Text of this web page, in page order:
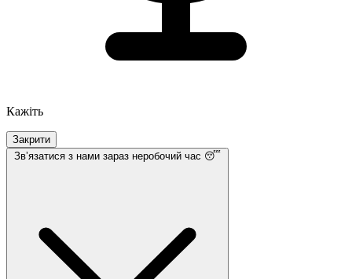
Кажіть
Закрити
Звʼязатися з нами зараз неробочий час 😴